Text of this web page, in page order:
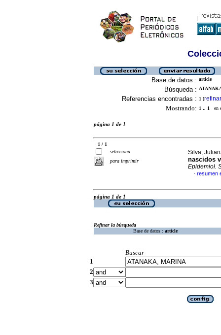
Base de datos : article
Búsqueda :
Referencias encontradas : 1 [refinar
Mostrando: 1 .. 1 en
página 1 de 1
1 / 1
selecciona
para imprimir
Silva,
nascidos
Epidemiol.
· resumen
página 1 de 1
Refinar la búsqueda
Base de datos : article
Buscar
1
2
3